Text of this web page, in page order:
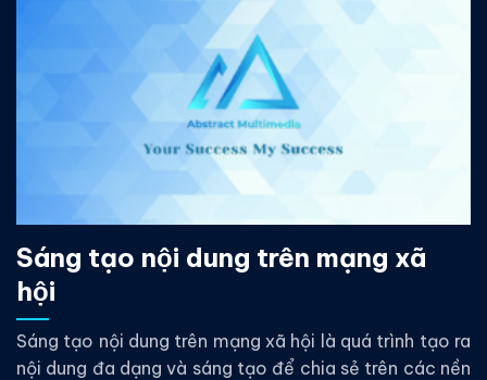
Sáng tạo nội dung trên mạng xã
hội
Sáng tạo nội dung trên mạng xã hội là quá trình tạo ra
nội dung đa dạng và sáng tạo để chia sẻ trên các nền